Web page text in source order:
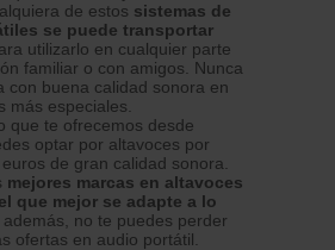
de estos sistemas de
se puede transportar
utilizarlo en cualquier parte
familiar o con amigos. Nunca
con buena calidad sonora en
más especiales.
que te ofrecemos desde
optar por altavoces por
de gran calidad sonora.
mejores marcas en altavoces
que mejor se adapte a lo
, además, no te puedes perder
ofertas en audio portátil.